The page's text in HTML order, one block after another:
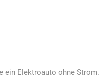
ein Elektroauto ohne Strom.